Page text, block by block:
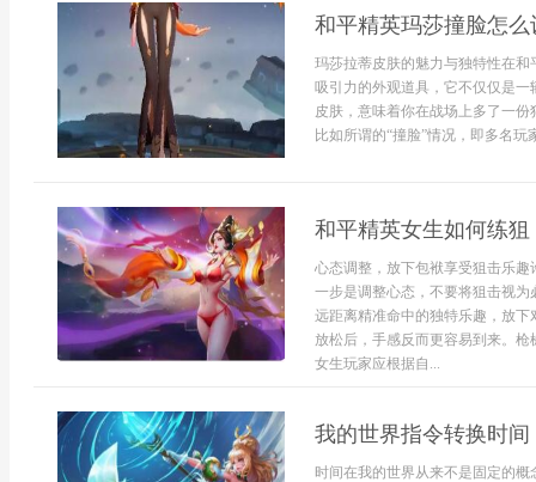
和平精英玛莎撞脸怎
玛莎拉蒂皮肤的魅力与独特性在
吸引力的外观道具，它不仅仅是
皮肤，意味着你在战场上多了一
比如所谓的“撞脸”情况，即多名
和平精英女生如何练
心态调整，放下包袱享受狙击乐
一步是调整心态，不要将狙击视
远距离精准命中的独特乐趣，放
放松后，手感反而更容易到来。
女生玩家应根据自...
我的世界指令转换时
时间在我的世界从来不是固定的